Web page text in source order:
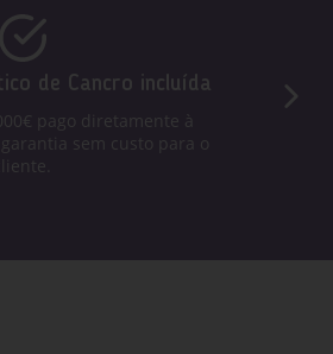
de Cancro incluída
pago diretamente à
sem custo para o